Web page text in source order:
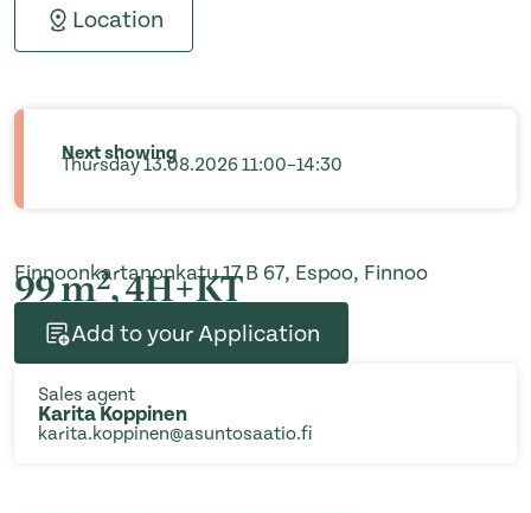
Location
Next showing
Thursday 13.08.2026 11:00–14:30
Finnoonkartanonkatu 17 B 67, Espoo, Finnoo
99 m2, 4H+KT
Add to your Application
Sales agent
Karita Koppinen
karita.koppinen@asuntosaatio.fi